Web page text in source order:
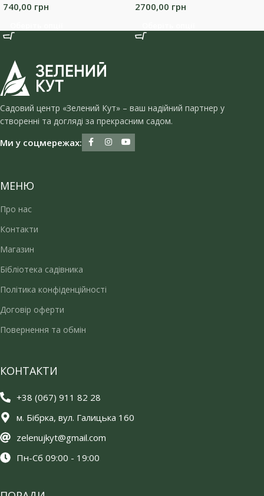
740,00 грн 2700,00 грн
Садовий центр «Зелений Кут» – ваш надійний партнер у
створенні та догляді за прекрасним садом.
Ми у соцмережах:
МЕНЮ
Про нас
Контакти
Магазин
Бібліотека садівника
Політика конфіденційності
Договір оферти
Повернення та обмін
КОНТАКТИ
+38 (067) 911 82 28
м. Бібрка, вул. Галицька 160
zelenujkyt@gmail.com
Пн-Сб 09:00 - 19:00